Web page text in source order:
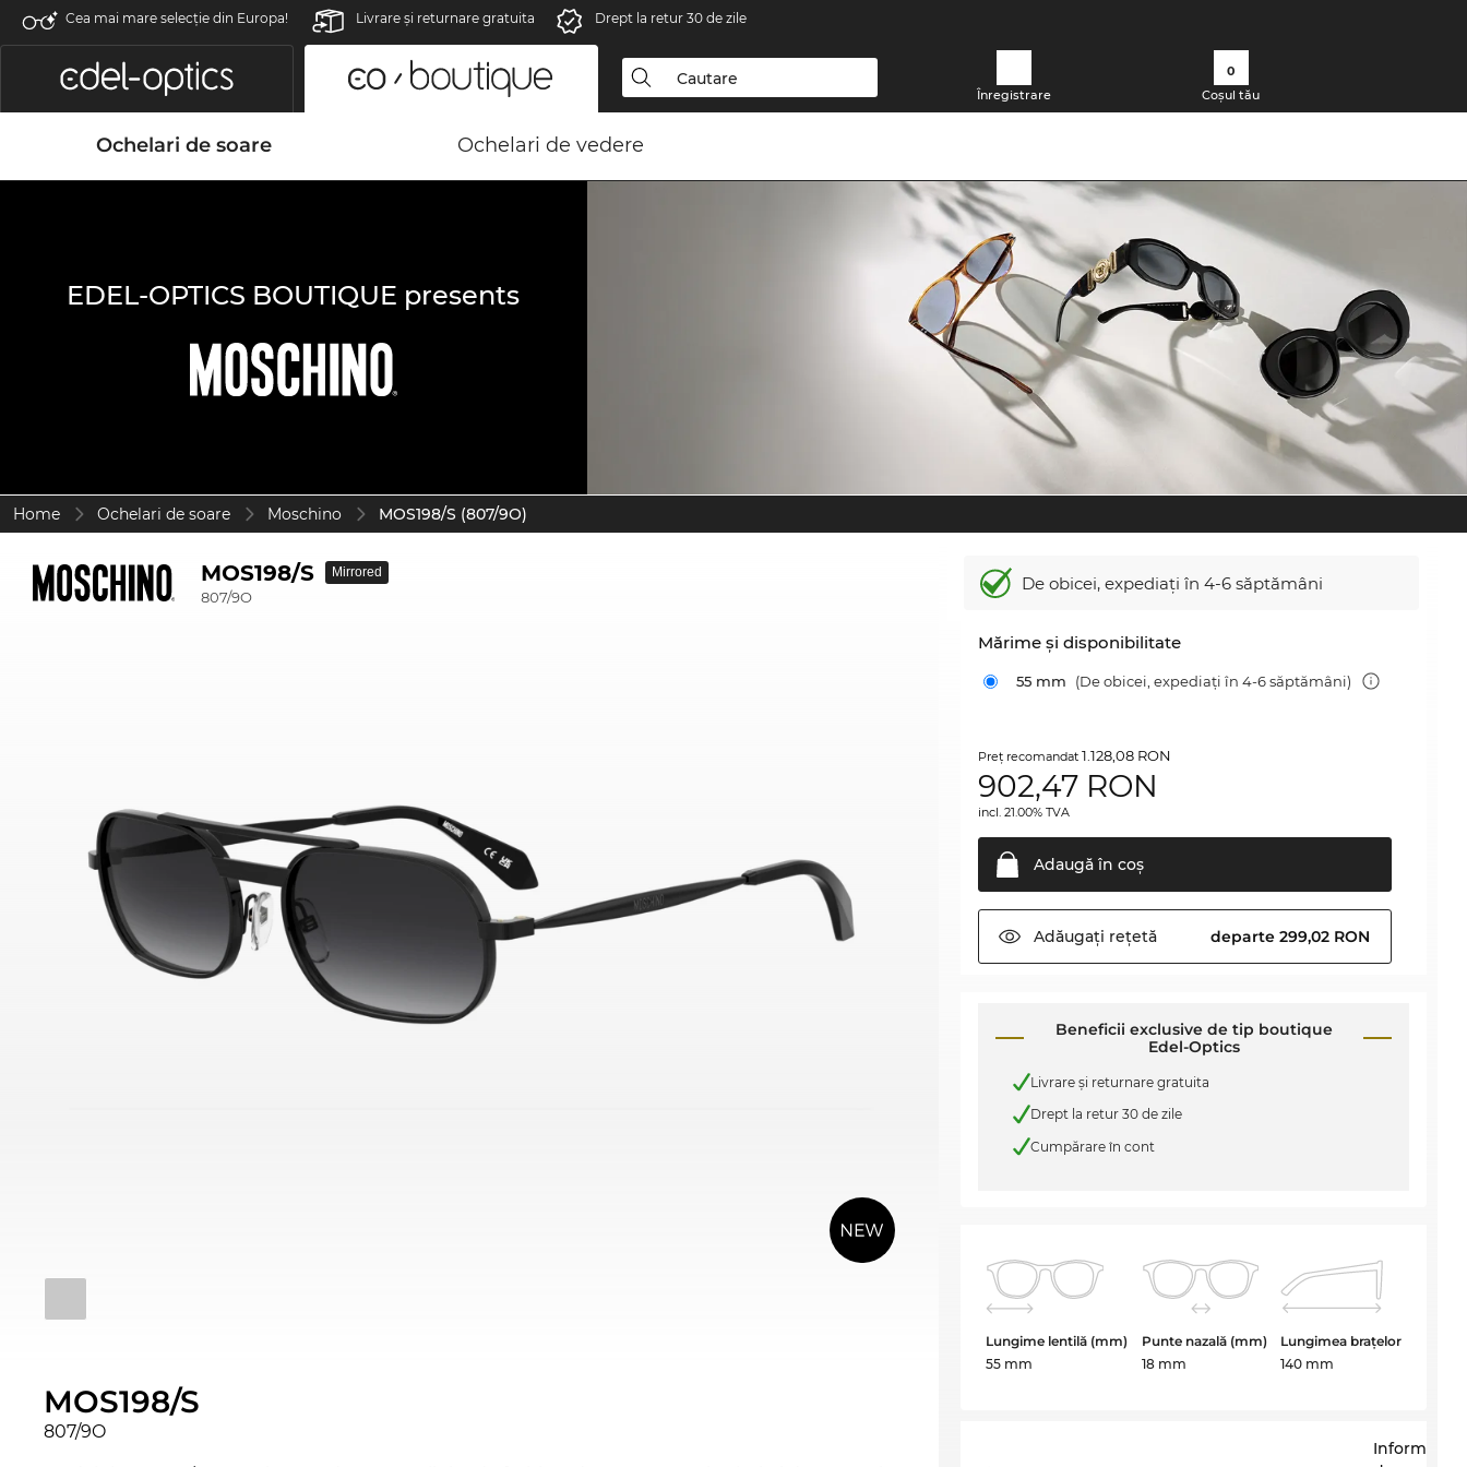
Cea mai mare selecție din Europa! Livrare şi returnare gratuita Drept la retur 30 de zile
Înregistrare
0
Coșul tău
Ochelari de soare Ochelari de vedere
EDEL-OPTICS BOUTIQUE presents
Home Ochelari de soare Moschino MOS198/S (807/9O)
MOS198/S
807/9O
Mirrored
MOS198/S
807/9O
De obicei, expediați în 4-6 săptămâni
Mărime şi disponibilitate
55 mm (De obicei, expediați în 4-6 săptămâni)
Preţ recomandat1.128,08 RON
902,47 RON
incl. 21.00% TVA
Adaugă în coş
Adăugați rețetă departe 299,02 RON
Beneficii exclusive de tip boutique
Edel-Optics
Livrare şi returnare gratuita
Drept la retur 30 de zile
Cumpărare în cont
Lungime lentilă (mm)
55 mm
Punte nazală (mm)
18 mm
Lungimea brațelor
140 mm
Informații